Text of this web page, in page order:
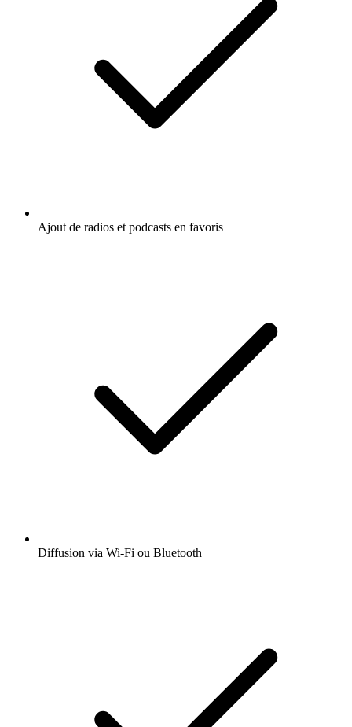
Ajout de radios et podcasts en favoris
Diffusion via Wi-Fi ou Bluetooth